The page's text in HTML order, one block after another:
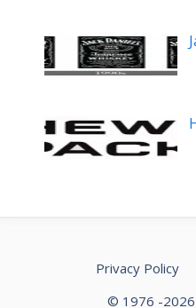
Privacy Policy
© 1976 -2026